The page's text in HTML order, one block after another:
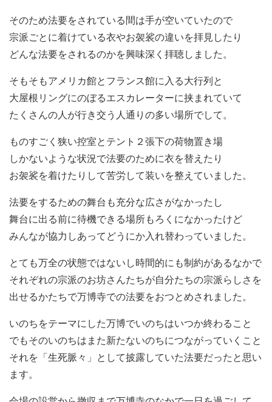
そのため法要をされている間は手が空いていたので
宗派ごとに着けている衣やお袈裟の違いを拝見したり
どんな法要をされるのかを興味深く拝聴しました。
そもそもアメリカ館とフランス館に入る大行列と
大屋根リングにのぼるエスカレーターに挟まれていて
たくさんの人が行き交う人通りの多い場所でして。
ものすごく狭い控室とテント２張下の荷物置き場
しかないような状況で法要のために衣を替えたり
お袈裟を着けたりして苦労して装いを整えていました。
法要をするための舞台も充分な広さがなかったし
舞台に出る前に待機できる場所もろくになかったけど
みんなが協力しあってどうにか入れ替わっていました。
とても万全の状態ではないし時間的にも制約があるなかで
それぞれの宗派のお坊さんたちが自分たちの宗派らしさを
出せるかたちで万博寺での法要をおつとめされました。
いのちをテーマにした万博でいのちはいつか終わること
でもそのいのちはまた新たないのちにつながっていくこと
それを「生死脈々」として披露していた法要だったと思い
ます。